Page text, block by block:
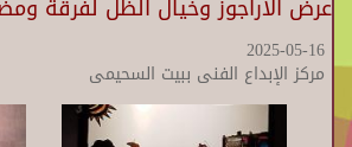
عرض الأراجوز وخيال الظل لفرقة
2025-05-16
مركز الإبداع الفنى ببيت السحيمى